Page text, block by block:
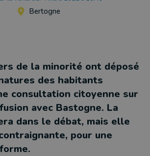
Bertogne
de la minorité ont déposé
des habitants
consultation citoyenne sur
avec Bastogne. La
dans le débat, mais elle
pour une